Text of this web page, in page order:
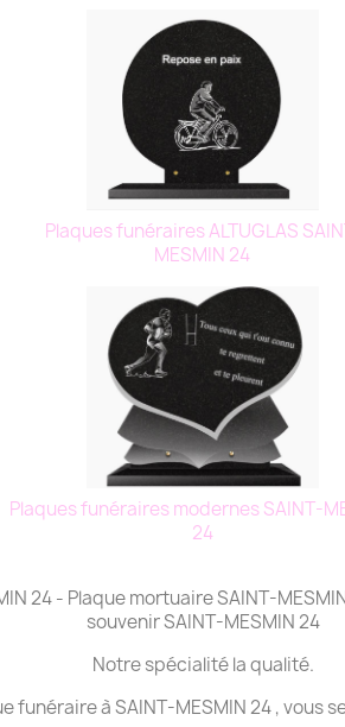
Plaques funéraires ALTUGLAS
MESMIN 24
Plaques funéraires modernes SAINT-
24
24 - Plaque mortuaire SAINT-
souvenir SAINT-MESMIN 24
Notre spécialité la qualité.
funéraire à SAINT-MESMIN 24 , vous